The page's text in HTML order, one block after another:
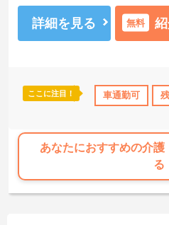
社会保険完備 交通費支給
護師が24時間常駐しています。急変
担当するため、初任者研修や実務
などの生活を支えるケアに専念で
です。常勤スタッフの比率が90パ
務変更が発生しにくく、あらかじ
ており、多職種と連携しながら専
用意されています。
★おすすめPOINT★
＜個別ＯＪＴとチーム連携で着実
詳細を見る 無料
ここに注目！ 車通勤可
あなたにおすすめの介
る